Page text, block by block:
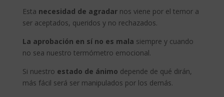
Esta necesidad de agradarnos viene por el temor a
ser aceptados, queridos y no rechazados.
La aprobación en sí no es mala siempre y cuando
no sea nuestro termómetro emocional.
Si nuestro estado de ánimo depende de qué dirán,
más fácil será ser manipulados por los demás.